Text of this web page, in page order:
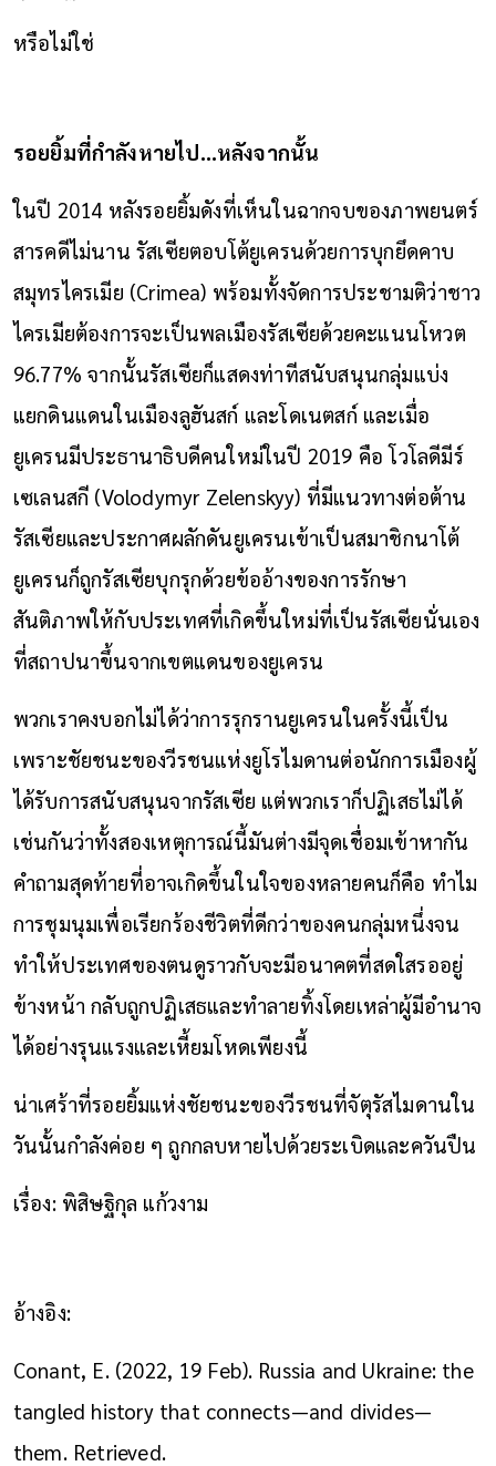
หรือไม่ใช่
รอยยิ้มที่กำลังหายไป…หลังจากนั้น
ในปี 2014 หลังรอยยิ้มดังที่เห็นในฉากจบของภาพยนตร์
สารคดีไม่นาน รัสเซียตอบโต้ยูเครนด้วยการบุกยึดคาบ
สมุทรไครเมีย (Crimea) พร้อมทั้งจัดการประชามติว่าชาว
ไครเมียต้องการจะเป็นพลเมืองรัสเซียด้วยคะแนนโหวต
96.77% จากนั้นรัสเซียก็แสดงท่าทีสนับสนุนกลุ่มแบ่ง
แยกดินแดนในเมืองลูฮันสก์ และโดเนตสก์ และเมื่อ
ยูเครนมีประธานาธิบดีคนใหม่ในปี 2019 คือ โวโลดีมีร์
เซเลนสกี (Volodymyr Zelenskyy) ที่มีแนวทางต่อต้าน
รัสเซียและประกาศผลักดันยูเครนเข้าเป็นสมาชิกนาโต้
ยูเครนก็ถูกรัสเซียบุกรุกด้วยข้ออ้างของการรักษา
สันติภาพให้กับประเทศที่เกิดขึ้นใหม่ที่เป็นรัสเซียนั่นเอง
ที่สถาปนาขึ้นจากเขตแดนของยูเครน
พวกเราคงบอกไม่ได้ว่าการรุกรานยูเครนในครั้งนี้เป็น
เพราะชัยชนะของวีรชนแห่งยูโรไมดานต่อนักการเมืองผู้
ได้รับการสนับสนุนจากรัสเซีย แต่พวกเราก็ปฏิเสธไม่ได้
เช่นกันว่าทั้งสองเหตุการณ์นี้มันต่างมีจุดเชื่อมเข้าหากัน
คำถามสุดท้ายที่อาจเกิดขึ้นในใจของหลายคนก็คือ ทำไม
การชุมนุมเพื่อเรียกร้องชีวิตที่ดีกว่าของคนกลุ่มหนึ่งจน
ทำให้ประเทศของตนดูราวกับจะมีอนาคตที่สดใสรออยู่
ข้างหน้า กลับถูกปฏิเสธและทำลายทิ้งโดยเหล่าผู้มีอำนาจ
ได้อย่างรุนแรงและเหี้ยมโหดเพียงนี้
น่าเศร้าที่รอยยิ้มแห่งชัยชนะของวีรชนที่จัตุรัสไมดานใน
วันนั้นกำลังค่อย ๆ ถูกกลบหายไปด้วยระเบิดและควันปืน
เรื่อง: พิสิษฐิกุล แก้วงาม
อ้างอิง:
Conant, E. (2022, 19 Feb). Russia and Ukraine: the
tangled history that connects—and divides—
them. Retrieved.